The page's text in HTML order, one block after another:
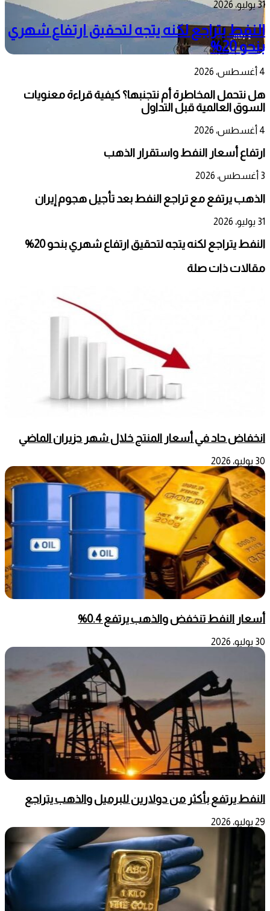
31 يوليو، 2026
النفط يتراجع لكنه يتجه لتحقيق ارتفاع شهري
بنحو 20%
4 أغسطس، 2026
هل نتحمل المخاطرة أم نتجنبها؟ كيفية قراءة معنويات
السوق العالمية قبل التداول
4 أغسطس، 2026
ارتفاع أسعار النفط واستقرار الذهب
3 أغسطس، 2026
الذهب يرتفع مع تراجع النفط بعد تأجيل هجوم إيران
31 يوليو، 2026
النفط يتراجع لكنه يتجه لتحقيق ارتفاع شهري بنحو 20%
مقالات ذات صلة
انخفاض حاد في أسعار المنتج خلال شهر حزيران الماضي
30 يوليو، 2026
أسعار النفط تنخفض والذهب يرتفع 0.4%
30 يوليو، 2026
‌النفط يرتفع بأكثر من دولارين للبرميل والذهب يتراجع
29 يوليو، 2026